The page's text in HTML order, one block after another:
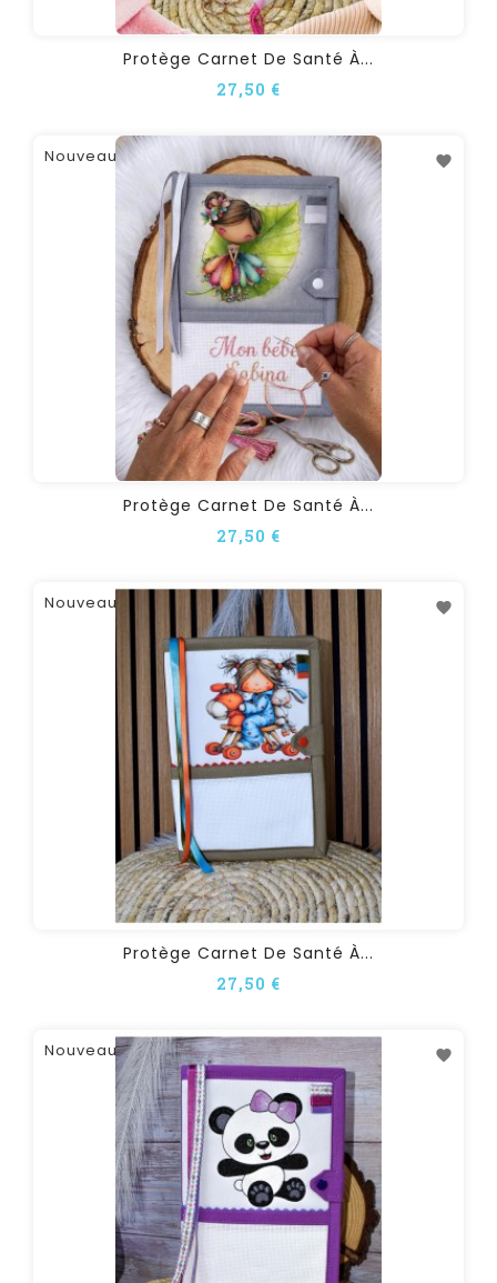
Protège Carnet De Santé À...
27,50 €
Nouveau
Protège Carnet De Santé À...
27,50 €
Nouveau
Protège Carnet De Santé À...
27,50 €
Nouveau